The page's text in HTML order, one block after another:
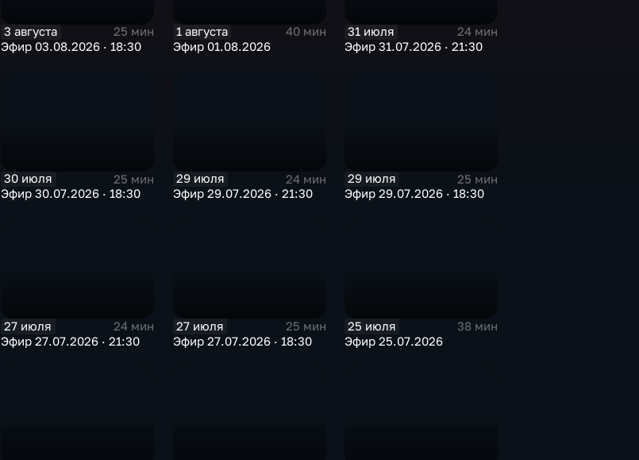
3 августа
25 мин
Эфир 03.08.2026 · 18:30
1 августа
40 мин
Эфир 01.08.2026
31 июля
24 мин
Эфир 31.07.2026 · 21:30
30 июля
25 мин
Эфир 30.07.2026 · 18:30
29 июля
24 мин
Эфир 29.07.2026 · 21:30
29 июля
25 мин
Эфир 29.07.2026 · 18:30
27 июля
24 мин
Эфир 27.07.2026 · 21:30
27 июля
25 мин
Эфир 27.07.2026 · 18:30
25 июля
38 мин
Эфир 25.07.2026